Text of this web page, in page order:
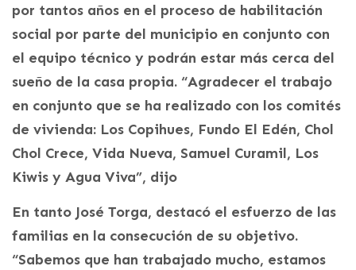
por tantos años en el proceso de habilitación
social por parte del municipio en conjunto con
el equipo técnico y podrán estar más cerca del
sueño de la casa propia. “Agradecer el trabajo
en conjunto que se ha realizado con los comités
de vivienda: Los Copihues, Fundo El Edén, Chol
Chol Crece, Vida Nueva, Samuel Curamil, Los
Kiwis y Agua Viva”, dijo
En tanto José Torga, destacó el esfuerzo de las
familias en la consecución de su objetivo.
“Sabemos que han trabajado mucho, estamos